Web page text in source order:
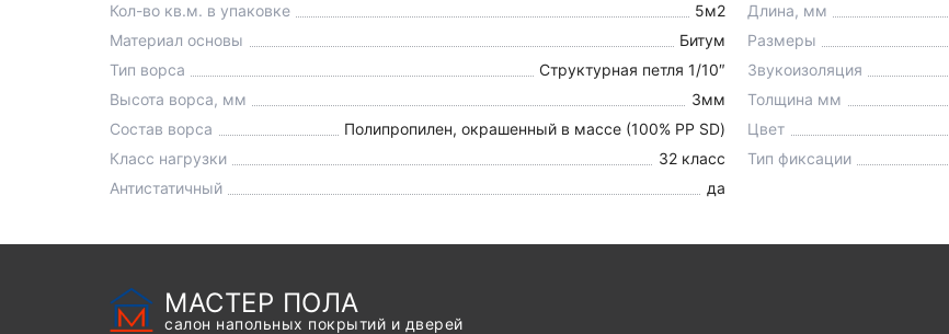
Кол-во кв.м. в упаковке
5м2 Длина, мм
Материал основы
Битум Размеры
Тип ворса
Структурная петля 1/10″ Звукоизоляция
Высота ворса, мм
3мм Толщина мм
Состав ворса
Полипропилен, окрашенный в массе (100% PP SD) Цвет
Класс нагрузки
32 класс Тип фиксации
Антистатичный
да
МАСТЕР ПОЛА
салон напольных покрытий и дверей